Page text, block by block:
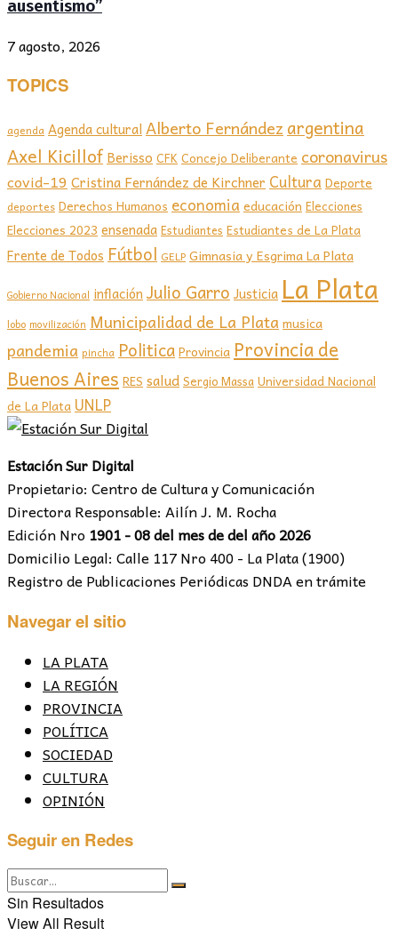
ausentismo”
7 agosto, 2026
TOPICS
agenda Agenda culturalAlberto Fernández argentina
Axel Kicillof Berisso CFKConcejo Deliberante coronavirus
covid-19 Cristina Fernández de Kirchner Cultura Deporte
deportes Derechos Humanos economia educación Elecciones
Elecciones 2023 ensenada Estudiantes Estudiantes de La Plata
Frente de Todos Fútbol GELP Gimnasia y Esgrima La Plata
Gobierno Nacional inflación Julio Garro Justicia La Plata
lobo movilización Municipalidad de La Plata musica
pandemia pincha PoliticaProvincia Provincia de
Buenos Aires RES saludSergio MassaUniversidad Nacional
de La Plata UNLP
Estación Sur Digital
Propietario: Centro de Cultura y Comunicación
Directora Responsable: Ailín J. M. Rocha
Edición Nro 1901 - 08 del mes de del año 2026
Domicilio Legal: Calle 117 Nro 400 - La Plata (1900)
Registro de Publicaciones Periódicas DNDA en trámite
Navegar el sitio
LA PLATA
LA REGIÓN
PROVINCIA
POLÍTICA
SOCIEDAD
CULTURA
OPINIÓN
Seguir en Redes
Sin Resultados
View All Result